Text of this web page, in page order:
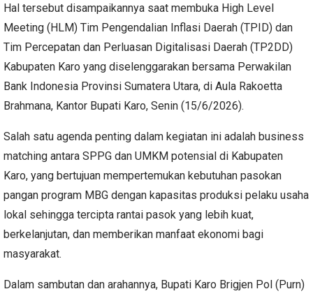
Hal tersebut disampaikannya saat membuka High Level
Meeting (HLM) Tim Pengendalian Inflasi Daerah (TPID) dan
Tim Percepatan dan Perluasan Digitalisasi Daerah (TP2DD)
Kabupaten Karo yang diselenggarakan bersama Perwakilan
Bank Indonesia Provinsi Sumatera Utara, di Aula Rakoetta
Brahmana, Kantor Bupati Karo, Senin (15/6/2026).
Salah satu agenda penting dalam kegiatan ini adalah business
matching antara SPPG dan UMKM potensial di Kabupaten
Karo, yang bertujuan mempertemukan kebutuhan pasokan
pangan program MBG dengan kapasitas produksi pelaku usaha
lokal sehingga tercipta rantai pasok yang lebih kuat,
berkelanjutan, dan memberikan manfaat ekonomi bagi
masyarakat.
Dalam sambutan dan arahannya, Bupati Karo Brigjen Pol (Purn)